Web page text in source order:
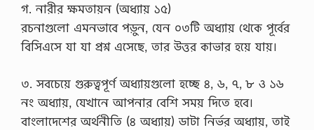
গ. নারীর ক্ষমতায়ন (অধ্যায় ১৫)
রচনাগুলো এমনভাবে পড়ুন, যেন ০৩টি অধ্যায় থেকে পূর্বের
বিসিএসে যা যা প্রশ্ন এসেছে, তার উত্তর কাভার হয়ে যায়।
৩. সবচেয়ে গুরুত্বপূর্ণ অধ্যায়গুলো হচ্ছে ৪, ৬, ৭, ৮ ও ১৬
নং অধ্যায়, যেখানে আপনার বেশি সময় দিতে হবে।
বাংলাদেশের অর্থনীতি (৪ অধ্যায়) ডাটা নির্ভর অধ্যায়, তাই